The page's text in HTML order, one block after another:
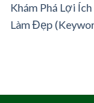
Khám Phá Lợi
Làm Đẹp